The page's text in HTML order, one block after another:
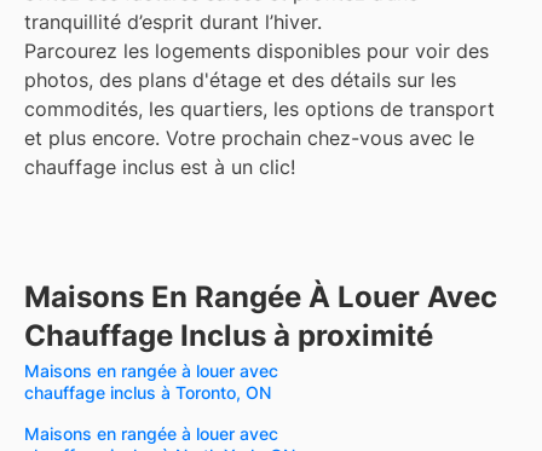
tranquillité d’esprit durant l’hiver.
Parcourez les logements disponibles pour voir des
photos, des plans d'étage et des détails sur les
commodités, les quartiers, les options de transport
et plus encore. Votre prochain chez-vous avec le
chauffage inclus est à un clic!
Maisons En Rangée À Louer Avec
Chauffage Inclus à proximité
Maisons en rangée à louer avec
chauffage inclus à Toronto, ON
Maisons en rangée à louer avec